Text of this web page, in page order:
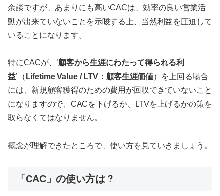
余談ですが、あまりにも高いCACは、効率の良い営業活
動が出来ていないことを示唆する上、当然利益を圧迫して
いることになります。
特にCACが、’顧客から生涯にわたって得られる利
益’（ Lifetime Value / LTV：顧客生涯価値）を上回る場合
には、新規顧客獲得のための費用が回収できていないこと
になりますので、CACを下げるか、LTVを上げるかの策を
取らなくてはなりません。
概念が理解できたところで、使い方を見ていきましょう。
「CAC」の使い方は？